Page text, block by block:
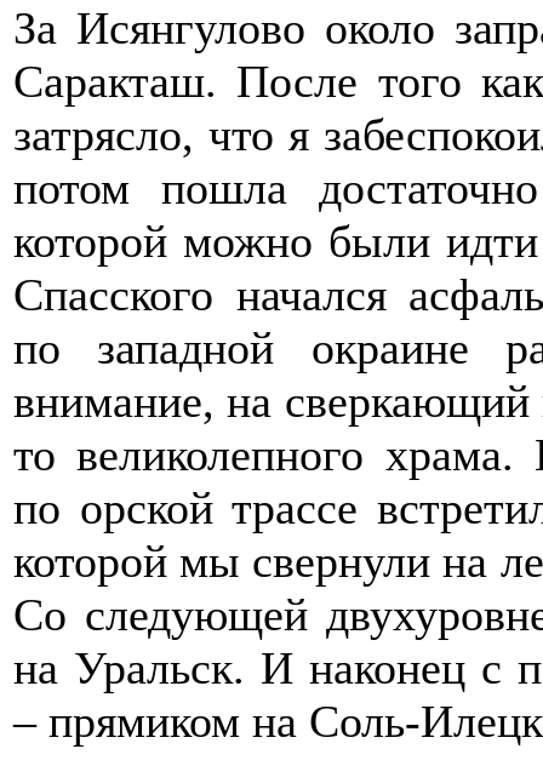
За Исянгулово около
Саракташ. После того
затрясло, что я
потом пошла
которой можно были
Спасского начался
по западной окраине
внимание, на сверкающий
то великолепного
по орской трассе
которой мы свернули на
Со следующей
на Уральск. И наконец с
– прямиком на Соль-